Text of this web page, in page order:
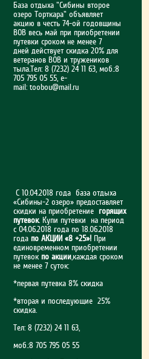
База отдыха "Сибины второе
озеро Торткара" объявляет
акцию в честь 74-ой годовщины
ВОВ весь май при приобретении
путевки сроком не менее 7
дней действует скидка 20% для
ветеранов ВОВ и тружеников
тыла.Тел: 8 (7232) 24 11 63, моб.:8
705 795 05 55, e-
mail: toobou@mail.ru
С 10.04.2018 года база отдыха
«Сибины-2 озеро» предоставляет
скидки на приобретение горящих
путевок. Купи путевки на период
с 04.06.2018 года по 18.06.2018
года по АКЦИИ «8 +25»! При
единовременном приобретении
путевок по акции,каждая сроком
не менее 7 суток:
*первая путевка 8% скидка
*вторая и последующие 25%
скидка.
Тел: 8 (7232) 24 11 63,
моб.:8 705 795 05 55